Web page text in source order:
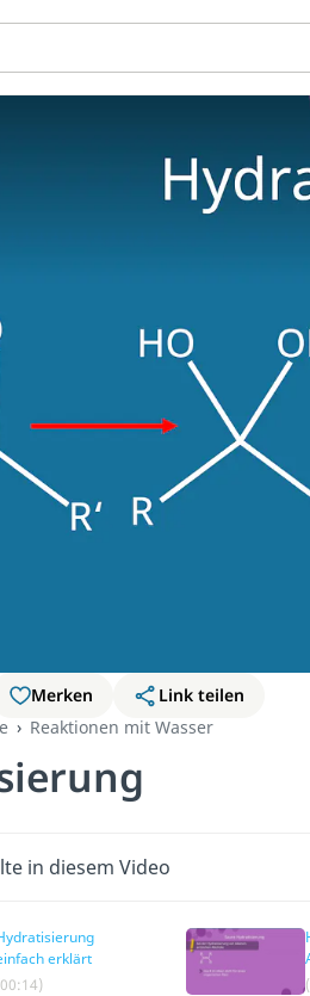
Merken
Link teilen
Reaktionen mit Wasser
in diesem Video
erklärt